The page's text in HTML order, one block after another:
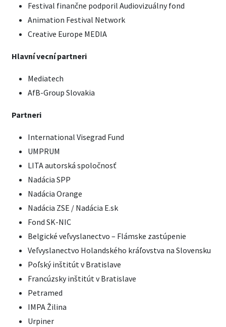
Festival finančne podporil Audiovizuálny fond
Animation Festival Network
Creative Europe MEDIA
Hlavní vecní partneri
Mediatech
AfB-Group Slovakia
Partneri
International Visegrad Fund
UMPRUM
LITA autorská spoločnosť
Nadácia SPP
Nadácia Orange
Nadácia ZSE / Nadácia E.sk
Fond SK-NIC
Belgické veľvyslanectvo – Flámske zastúpenie
Veľvyslanectvo Holandského kráľovstva na Slovensku
Poľský inštitút v Bratislave
Francúzsky inštitút v Bratislave
Petramed
IMPA Žilina
Urpiner